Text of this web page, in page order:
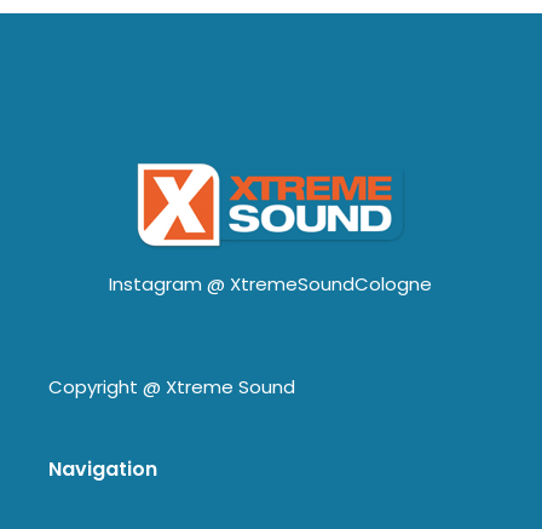
Instagram @ XtremeSoundCologne
Copyright @ Xtreme Sound
Navigation